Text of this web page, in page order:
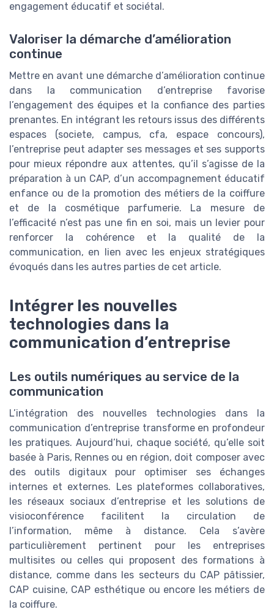
engagement éducatif et sociétal.
Valoriser la démarche d’amélioration
continue
Mettre en avant une démarche d’amélioration continue
dans la communication d’entreprise favorise
l’engagement des équipes et la confiance des parties
prenantes. En intégrant les retours issus des différents
espaces (societe, campus, cfa, espace concours),
l’entreprise peut adapter ses messages et ses supports
pour mieux répondre aux attentes, qu’il s’agisse de la
préparation à un CAP, d’un accompagnement éducatif
enfance ou de la promotion des métiers de la coiffure
et de la cosmétique parfumerie. La mesure de
l’efficacité n’est pas une fin en soi, mais un levier pour
renforcer la cohérence et la qualité de la
communication, en lien avec les enjeux stratégiques
évoqués dans les autres parties de cet article.
Intégrer les nouvelles
technologies dans la
communication d’entreprise
Les outils numériques au service de la
communication
L’intégration des nouvelles technologies dans la
communication d’entreprise transforme en profondeur
les pratiques. Aujourd’hui, chaque société, qu’elle soit
basée à Paris, Rennes ou en région, doit composer avec
des outils digitaux pour optimiser ses échanges
internes et externes. Les plateformes collaboratives,
les réseaux sociaux d’entreprise et les solutions de
visioconférence facilitent la circulation de
l’information, même à distance. Cela s’avère
particulièrement pertinent pour les entreprises
multisites ou celles qui proposent des formations à
distance, comme dans les secteurs du CAP pâtissier,
CAP cuisine, CAP esthétique ou encore les métiers de
la coiffure.